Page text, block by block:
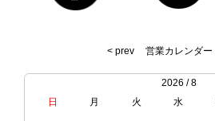
< prev 営業カレンダー
2026 / 8
日
月 火 水